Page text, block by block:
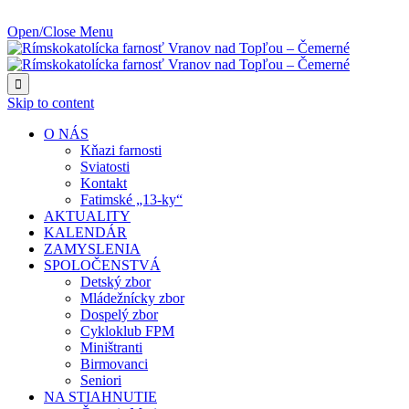
Open/Close Menu

Skip to content
O NÁS
Kňazi farnosti
Sviatosti
Kontakt
Fatimské „13-ky“
AKTUALITY
KALENDÁR
ZAMYSLENIA
SPOLOČENSTVÁ
Detský zbor
Mládežnícky zbor
Dospelý zbor
Cykloklub FPM
Miništranti
Birmovanci
Seniori
NA STIAHNUTIE